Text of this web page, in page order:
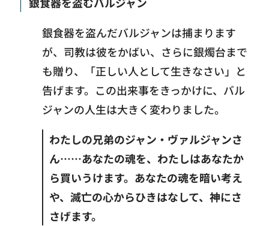
銀食器を盗んだバルジャンは捕まります
が、司教は彼をかばい、さらに銀燭台まで
も贈り、「正しい人として生きなさい」と
告げます。この出来事をきっかけに、バル
ジャンの人生は大きく変わりました。
わたしの兄弟のジャン・ヴァルジャンさ
ん……あなたの魂を、わたしはあなたか
ら買いうけます。あなたの魂を暗い考え
や、滅亡の心からひきはなして、神にさ
さげます。